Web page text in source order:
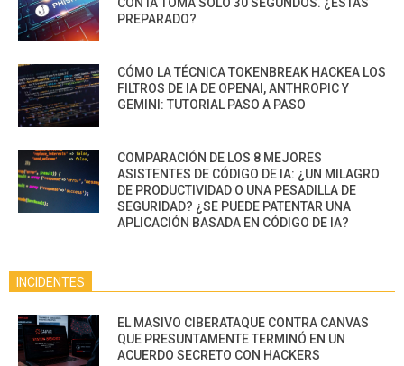
PREPARADO?
CÓMO LA TÉCNICA TOKENBREAK HACKEA LOS
FILTROS DE IA DE OPENAI, ANTHROPIC Y
GEMINI: TUTORIAL PASO A PASO
COMPARACIÓN DE LOS 8 MEJORES
ASISTENTES DE CÓDIGO DE IA: ¿UN MILAGRO
DE PRODUCTIVIDAD O UNA PESADILLA DE
SEGURIDAD? ¿SE PUEDE PATENTAR UNA
APLICACIÓN BASADA EN CÓDIGO DE IA?
INCIDENTES
EL MASIVO CIBERATAQUE CONTRA CANVAS
QUE PRESUNTAMENTE TERMINÓ EN UN
ACUERDO SECRETO CON HACKERS